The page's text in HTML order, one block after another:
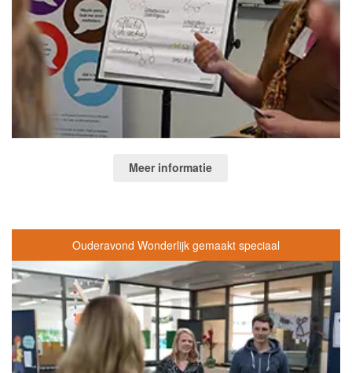
Meer informatie
Ouderavond Wonderlijk gemaakt speciaal